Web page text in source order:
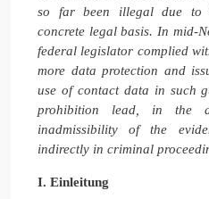
so far been illegal due to
concrete legal basis. In mid-
federal legislator complied
more data protection and
use of contact data in such
prohibition lead, in the
inadmissibility of the
indirectly in criminal
I. Einleitung